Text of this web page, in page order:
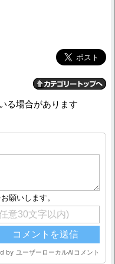
る場合があります